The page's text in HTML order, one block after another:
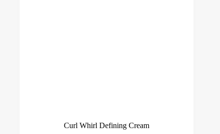
Curl Whirl Defining Cream